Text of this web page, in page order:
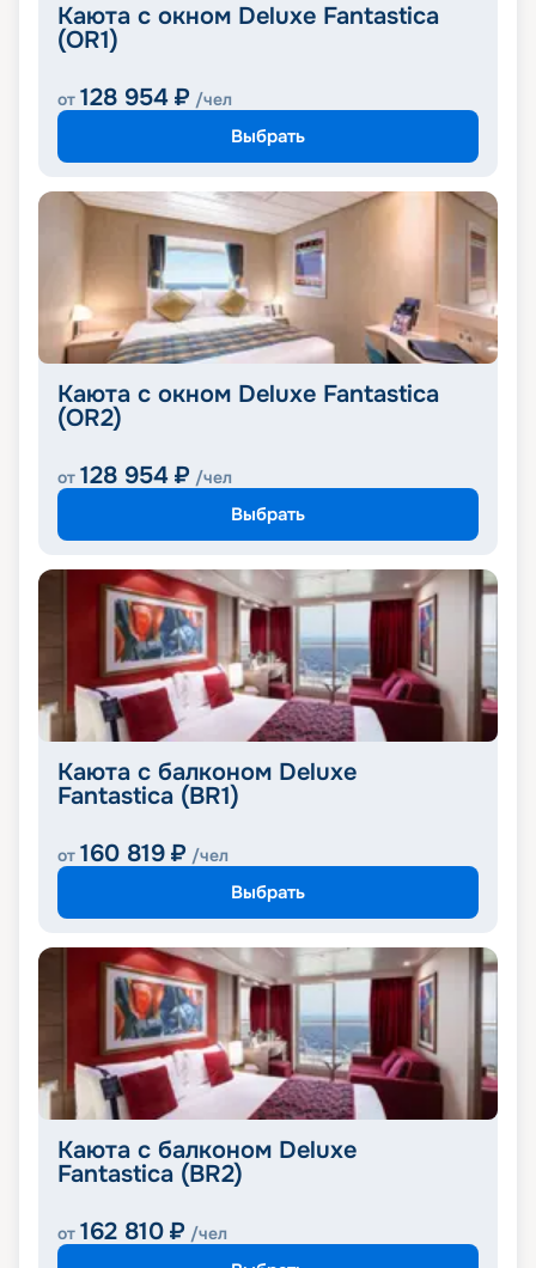
Каюта с окном Deluxe Fantastica
(OR1)
от 128 954 ₽ /чел
Выбрать
Каюта с окном Deluxe Fantastica
(OR2)
от 128 954 ₽ /чел
Выбрать
Каюта с балконом Deluxe
Fantastica (BR1)
от 160 819 ₽ /чел
Выбрать
Каюта с балконом Deluxe
Fantastica (BR2)
от 162 810 ₽ /чел